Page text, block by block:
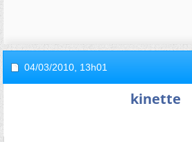
04/03/2010, 13h01
kinette